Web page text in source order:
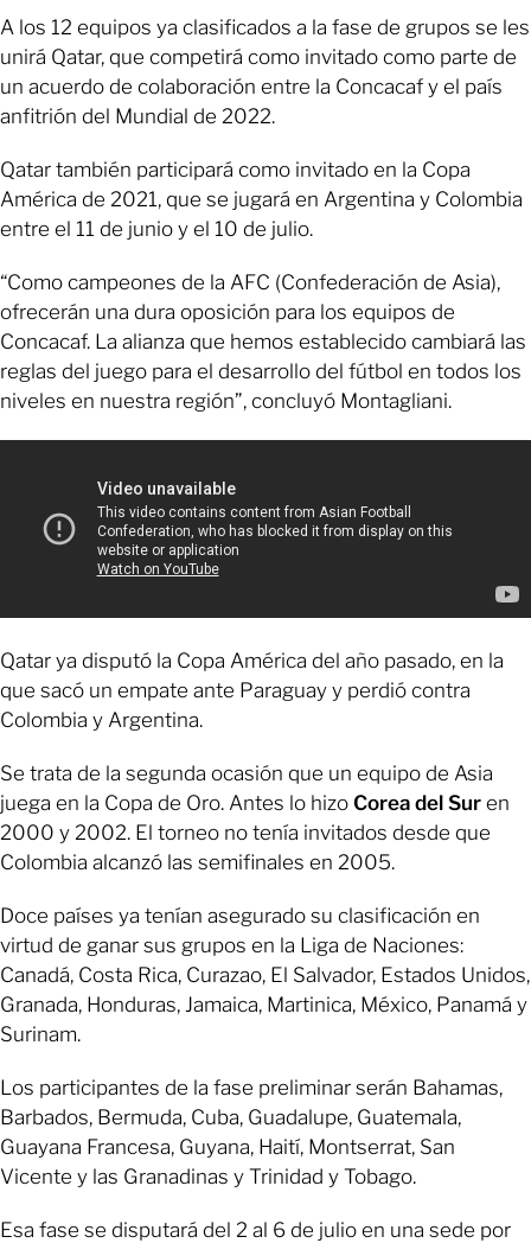
A los 12 equipos ya clasificados a la fase de grupos se les
unirá Qatar, que competirá como invitado como parte de
un acuerdo de colaboración entre la Concacaf y el país
anfitrión del Mundial de 2022.
Qatar también participará como invitado en la Copa
América de 2021, que se jugará en Argentina y Colombia
entre el 11 de junio y el 10 de julio.
“Como campeones de la AFC (Confederación de Asia),
ofrecerán una dura oposición para los equipos de
Concacaf. La alianza que hemos establecido cambiará las
reglas del juego para el desarrollo del fútbol en todos los
niveles en nuestra región”, concluyó Montagliani.
Qatar ya disputó la Copa América del año pasado, en la
que sacó un empate ante Paraguay y perdió contra
Colombia y Argentina.
Se trata de la segunda ocasión que un equipo de Asia
juega en la Copa de Oro. Antes lo hizo Corea del Sur en
2000 y 2002. El torneo no tenía invitados desde que
Colombia alcanzó las semifinales en 2005.
Doce países ya tenían asegurado su clasificación en
virtud de ganar sus grupos en la Liga de Naciones:
Canadá, Costa Rica, Curazao, El Salvador, Estados Unidos,
Granada, Honduras, Jamaica, Martinica, México, Panamá y
Surinam.
Los participantes de la fase preliminar serán Bahamas,
Barbados, Bermuda, Cuba, Guadalupe, Guatemala,
Guayana Francesa, Guyana, Haití, Montserrat, San
Vicente y las Granadinas y Trinidad y Tobago.
Esa fase se disputará del 2 al 6 de julio en una sede por